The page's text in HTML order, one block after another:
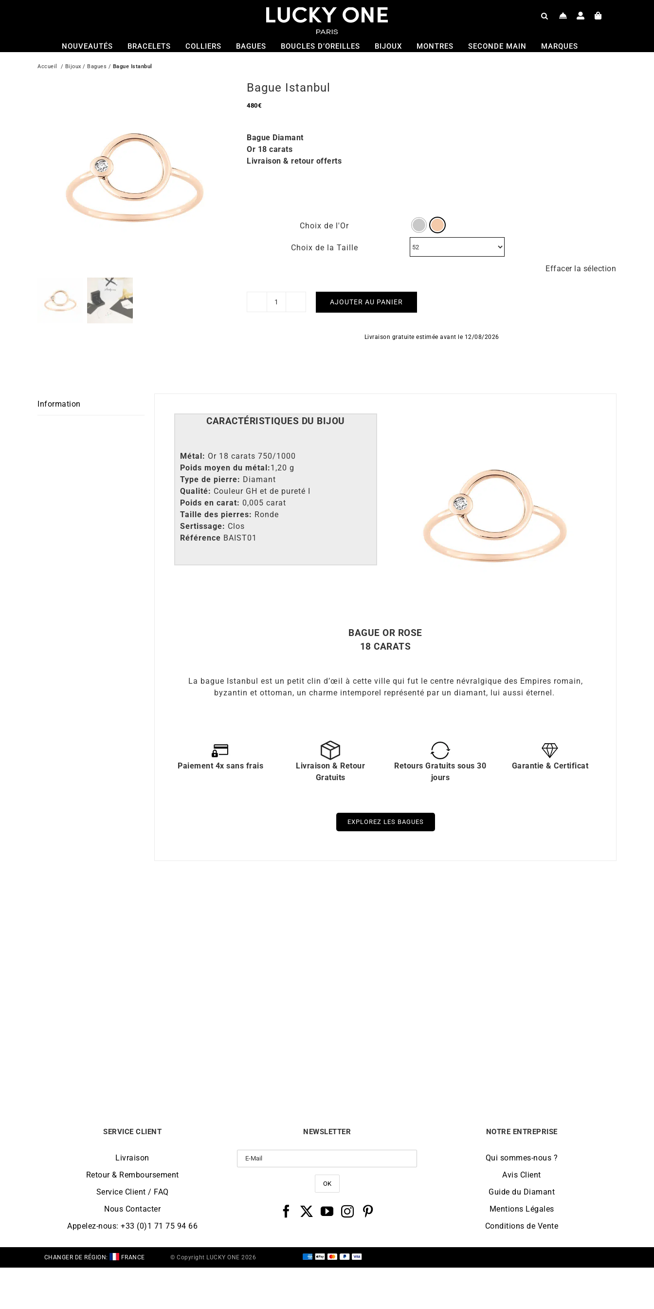
NOUVEAUTÉS BRACELETS COLLIERS BAGUES BOUCLES D’OREILLES BIJOUX MONTRES SECONDE MAIN MARQUES
Accueil
  /
Bijoux / Bagues / Bague Istanbul
Bague Istanbul
480€
Bague Diamant
Or 18 carats
Livraison & retour offerts
Choix de l'Or
Choix de la Taille
Effacer la sélection
quantité
AJOUTER AU PANIER
Livraison gratuite estimée avant le 12/08/2026
Information
CARACTÉ RISTIQUES DU BIJOU
Métal: Or 18 carats 750/1000
Poids moyen du métal:1,20 g
Type de pierre: Diamant
Qualité: Couleur GH et de pureté I
Poids en carat: 0,005 carat
Taille des pierres: Ronde
Sertissage: Clos
Référence BAIST01
BAGUE OR ROSE
18 CARATS
La bague Istanbul est un petit clin d’œil à cette ville qui fut le centre névralgique des Empires romain,
byzantin et ottoman, un charme intemporel représenté par un diamant, lui aussi éternel.
Paiement 4x sans frais
Livraison & Retour
Gratuits
Retours Gratuits sous 30
jours
Garantie & Certificat
EXPLOREZ LES BAGUES
SERVICE CLIENT
Livraison
Retour & Remboursement
Service Client / FAQ
Nous Contacter
Appelez-nous: +33 (0)1 71 75 94 66
NEWSLETTER NOTRE ENTREPRISE
Qui sommes-nous ?
Avis Client
Guide du Diamant
Mentions Légales
Conditions de Vente
CHANGER DE RÉGION: FRANCE © Copyright LUCKY ONE 2026